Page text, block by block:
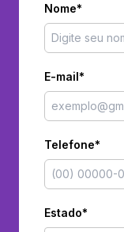
Nome*
E-mail*
Telefone*
Estado*